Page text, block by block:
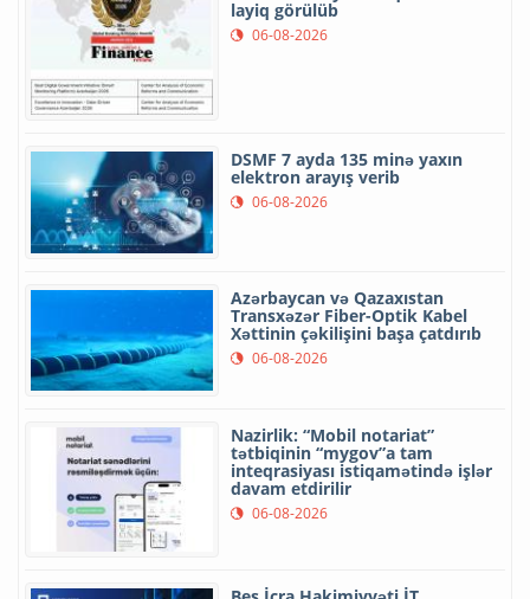
layiq görülüb
06-08-2026
DSMF 7 ayda 135 minə yaxın
elektron arayış verib
06-08-2026
Azərbaycan və Qazaxıstan
Transxəzər Fiber-Optik Kabel
Xəttinin çəkilişini başa çatdırıb
06-08-2026
Nazirlik: “Mobil notariat”
tətbiqinin “mygov”a tam
inteqrasiyası istiqamətində işlər
davam etdirilir
06-08-2026